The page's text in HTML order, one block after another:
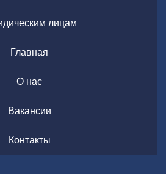
лицам
Главная
О нас
Вакансии
Контакты